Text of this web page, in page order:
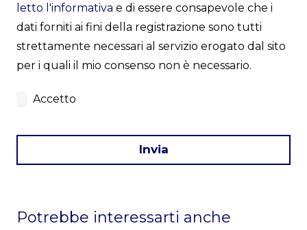
letto l'informativa e di essere consapevole che i
dati forniti ai fini della registrazione sono tutti
strettamente necessari al servizio erogato dal sito
per i quali il mio consenso non è necessario.
Accetto
Invia
should
Potrebbe interessarti anche